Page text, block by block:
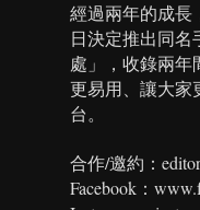
經過兩年的成長
日決定推出同
處」，收錄兩年
更易用、讓大家
台。
合作/邀約：
Facebook：